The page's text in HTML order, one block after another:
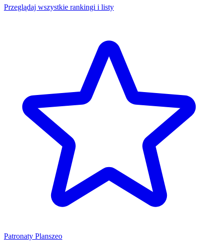
Przeglądaj wszystkie rankingi i listy
Patronaty Planszeo